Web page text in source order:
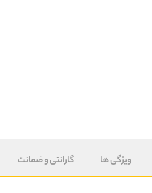
ویژگی ها گارانتی و ضمانت